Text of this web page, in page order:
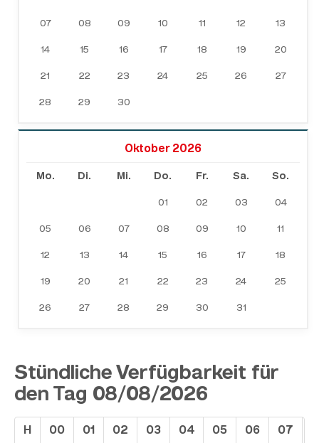
07 08 09 10 11 12 13
14 15 16 17 18 19 20
21 22 23 24 25 26 27
28 29 30
Oktober 2026
Mo. Di. Mi. Do. Fr. Sa. So.
01 02 03 04
05 06 07 08 09 10 11
12 13 14 15 16 17 18
19 20 21 22 23 24 25
26 27 28 29 30 31
Stündliche Verfügbarkeit für
den Tag 08/08/2026
H 00 01 02 03 04 05 06 07